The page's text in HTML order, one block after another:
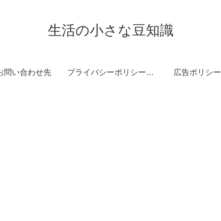
生活の小さな豆知識
問い合わせ先 プライバシーポリシー・免責事項 広告ポリシー